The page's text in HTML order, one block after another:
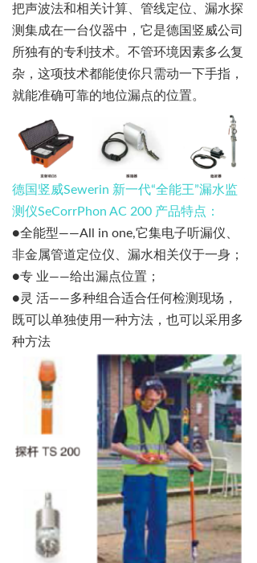
把声波法和相关计算、管线定位、漏水探
测集成在一台仪器中，它是德国竖威公司
所独有的专利技术。不管环境因素多么复
杂，这项技术都能使你只需动一下手指，
就能准确可靠的地位漏点的位置。
德国竖威Sewerin 新一代“全能王”漏水监
测仪SeCorrPhon AC 200 产品特点：
●全能型——All in one,它集电子听漏仪、
非金属管道定位仪、漏水相关仪于一身；
●专 业——给出漏点位置；
●灵 活——多种组合适合任何检测现场，
既可以单独使用一种方法，也可以采用多
种方法